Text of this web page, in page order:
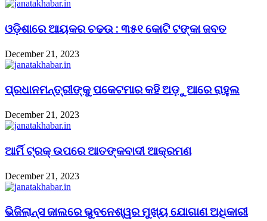
ଓଡ଼ିଶାରେ ଆୟକର ଚଢଉ : ୩୫୧ କୋଟି ଟଙ୍କା ଜବତ
December 21, 2023
ପ୍ରଧାନମନ୍ତ୍ରୀଙ୍କୁ ପକେଟମାର କହି ଅଡ଼ୁଆରେ ରାହୁଲ
December 21, 2023
ଆର୍ମି ଟ୍ରକ୍ ଉପରେ ଆତଙ୍କବାଦୀ ଆକ୍ରମଣ
December 21, 2023
ଭିଜିଲାନ୍ସ ଜାଲରେ ଭୁବନେଶ୍ୱର ମୁଖ୍ୟ ଯୋଗାଣ ଅଧିକାରୀ